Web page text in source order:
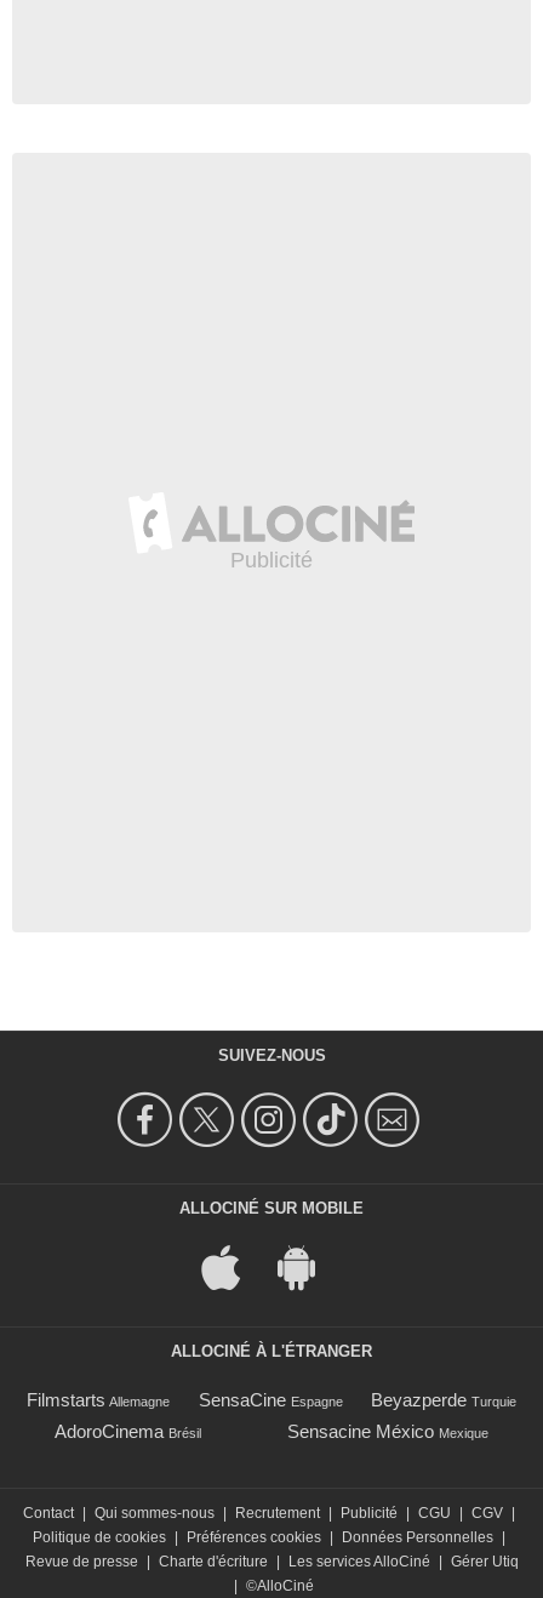
SUIVEZ-NOUS
ALLOCINÉ SUR MOBILE
ALLOCINÉ À L'ÉTRANGER
Filmstarts Allemagne SensaCine Espagne Beyazperde Turquie
AdoroCinema Brésil Sensacine México Mexique
Contact Qui sommes-nous Recrutement Publicité CGU CGV
Politique de cookies
Préférences cookies Données Personnelles
Revue de presse
Charte d'écriture Les services AlloCiné
Gérer Utiq
©AlloCiné